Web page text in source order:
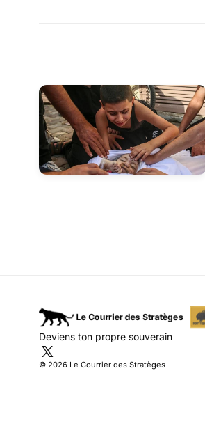
Deviens ton propre souverain
© 2026 Le Courrier des Stratèges